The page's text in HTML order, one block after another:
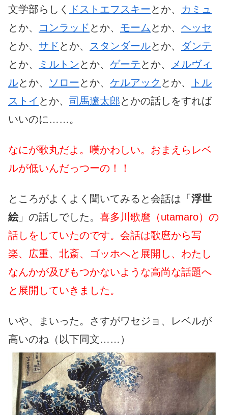
文学部らしく ドストエフスキーとか、 カミュ
とか、
コンラッド とか、 モーム とか、 ヘッセ
とか、 サド とか、 スタンダールとか、 ダンテ
とか、
ミルトンとか、 ゲーテとか、
メルヴィ
ルとか、 ソローとか、 ケルアック とか、
トル
ストイ とか、 司馬遼太郎とかの話しをすれば
いいのに……。
なにが歌丸だよ。嘆かわしい。おまえらレベ
ルが低いんだっつーの！！
ところがよくよく聞いてみると会話は「 浮世
絵」の話しでした。 喜多川歌麿（utamaro）の
話しをしていたのです。会話は歌麿から写
楽、広重、北斎、ゴッホへと展開し、わたし
なんかが及びもつかないような高尚な話題へ
と展開していきました。
いや、まいった。さすがワセジョ、レベルが
高いのね（以下同文……）